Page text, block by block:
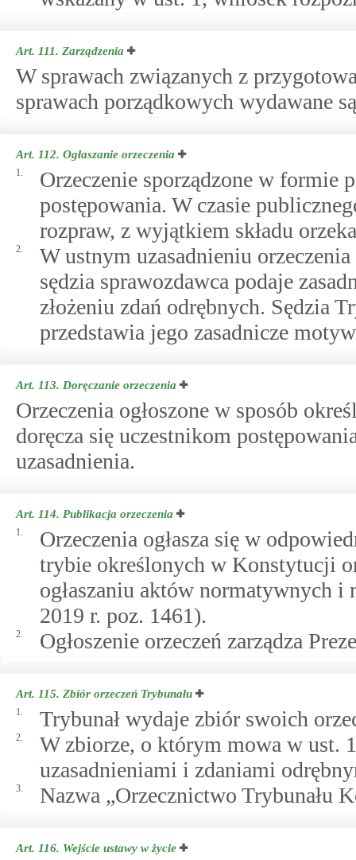
Art. 111. Zarządzenia
W sprawach związanych z
sprawach porządkowych wydawane
Art. 112. Ogłaszanie orzeczenia
1.
Orzeczenie sporządzone w formie
postępowania. W czasie
rozpraw, z wyjątkiem składu
2.
W ustnym uzasadnieniu
sędzia sprawozdawca podaje
złożeniu zdań odrębnych. Sędzia
przedstawia jego zasadnicze
Art. 113. Doręczanie orzeczenia
Orzeczenia ogłoszone w sposób
doręcza się uczestnikom
uzasadnienia.
Art. 114. Publikacja orzeczenia
1.
Orzeczenia ogłasza się w
trybie określonych w Konstytucji
ogłaszaniu aktów normatywnych
2019 r. poz. 1461).
2. Ogłoszenie orzeczeń zarządza
Art. 115. Zbiór orzeczeń Trybunału
1. Trybunał wydaje zbiór swoich
2.
W zbiorze, o którym mowa w ust.
uzasadnieniami i zdaniami
3. Nazwa „Orzecznictwo Trybunału
Art. 116. Wejście ustawy w życie